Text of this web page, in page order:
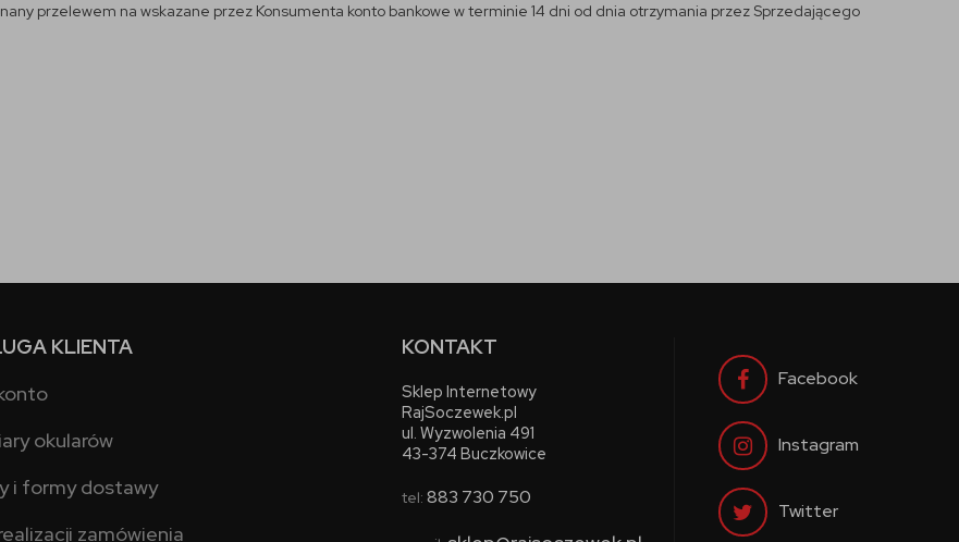
przelewem na wskazane przez Konsumenta konto bankowe w terminie 14 dni od dnia otrzymania przez Sprzedającego
KLIENTA
okularów
i formy dostawy
zamówienia
KONTAKT
Sklep Internetowy
RajSoczewek.pl
ul. Wyzwolenia 491
43-374 Buczkowice
tel: 883 730 750
Facebook
Instagram
Twitter